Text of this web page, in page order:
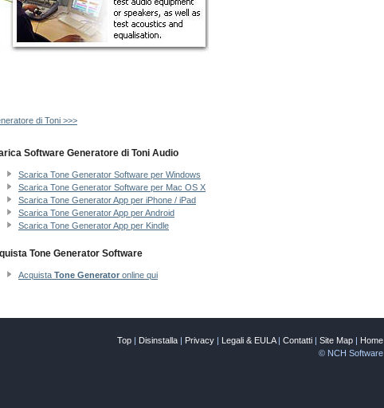
di Toni >>>
Software Generatore di Toni Audio
Scarica Tone Generator Software per Windows
Scarica Tone Generator Software per Mac OS X
Scarica Tone Generator App per iPhone / iPad
Scarica Tone Generator App per Android
Scarica Tone Generator App per Kindle
Tone Generator Software
Acquista Tone Generator online qui
Top | Disinstalla | Privacy | Legali & EULA| Contatti | Site Map | Home
© NCH Software